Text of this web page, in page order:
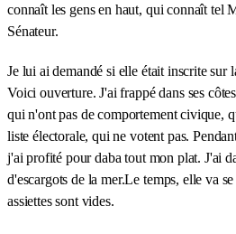
connaît les gens en haut, qui connaît tel
Sénateur.
Je lui ai demandé si elle était inscrite sur
Voici ouverture. J'ai frappé dans ses
qui n'ont pas de comportement civique,
liste électorale, qui ne votent pas.
j'ai profité pour daba tout mon plat. J'ai
d'escargots de la mer.Le temps, elle va
assiettes sont vides.